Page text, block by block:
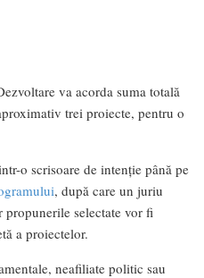
va acorda suma totală
trei proiecte, pentru o
o scrisoare de intenție până pe
, după care un juriu
selectate vor fi
a proiectelor.
neafiliate politic sau